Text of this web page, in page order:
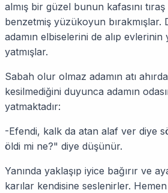
almış bir güzel bunun kafasını
benzetmiş yüzükoyun bırakmışlar.
adamın elbiselerini de alıp
yatmışlar.
Sabah olur olmaz adamın atı
kesilmediğini duyunca adamın
yatmaktadır:
-Efendi, kalk da atan alaf ver diye
öldi mi ne?" diye düşünür.
Yanında yaklaşıp iyice bağırır ve
karılar kendisine seslenirler.